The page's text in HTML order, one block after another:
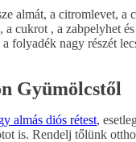
almát, a citromlevet,
a cukrot , a zabpelyhet
folyadék nagy részét
Gyümölcstől
almás diós rétest,
is. Rendelj tőlünk